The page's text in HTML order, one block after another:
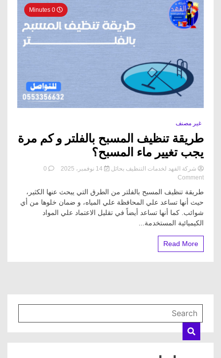
غير مصنف
طريقة تنظيف المسبح بالفلتر و كم مرة
يجب تغيير ماء المسبح؟
شركة الفهد لخدمات التنظيف بحائل
0
Comment
on
تنظيف
المسبح
بالفلتر
و
يجب
طريقة تنظيف المسبح بالفلتر من الطرق التي يبحث عنها الكثير،
حيث أنها تساعد علي المحافظة علي المياه، و ضمان خلوها من أي
شوائب. كما أنها تساعد أيضاً في تقليل الاعتماد علي المواد
الكيميائية المستخدمة...
Read More